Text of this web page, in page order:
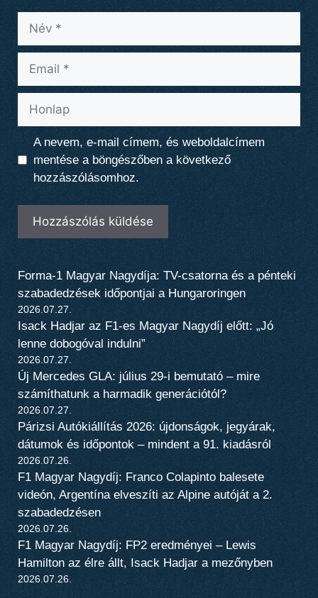
Név
Email
Honlap
A nevem, e-mail címem, és weboldalcímem
mentése a böngészőben a következő
hozzászólásomhoz.
Forma-1 Magyar Nagydíja: TV-csatorna és a pénteki
szabadedzések időpontjai a Hungaroringen
2026.07.27.
Isack Hadjar az F1-es Magyar Nagydíj előtt: „Jó
lenne dobogóval indulni”
2026.07.27.
Új Mercedes GLA: július 29-i bemutató – mire
számíthatunk a harmadik generációtól?
2026.07.27.
Párizsi Autókiállítás 2026: újdonságok, jegyárak,
dátumok és időpontok – mindent a 91. kiadásról
2026.07.26.
F1 Magyar Nagydíj: Franco Colapinto balesete
videón, Argentína elveszíti az Alpine autóját a 2.
szabadedzésen
2026.07.26.
F1 Magyar Nagydíj: FP2 eredményei – Lewis
Hamilton az élre állt, Isack Hadjar a mezőnyben
2026.07.26.